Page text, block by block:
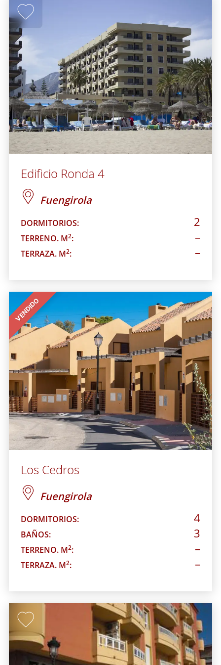
Edificio Ronda 4
Fuengirola
DORMITORIOS: 2
TERRENO. M2: –
TERRAZA. M2: –
VENDIDO
Los Cedros
Fuengirola
DORMITORIOS: 4
BAÑOS: 3
TERRENO. M2: –
TERRAZA. M2: –